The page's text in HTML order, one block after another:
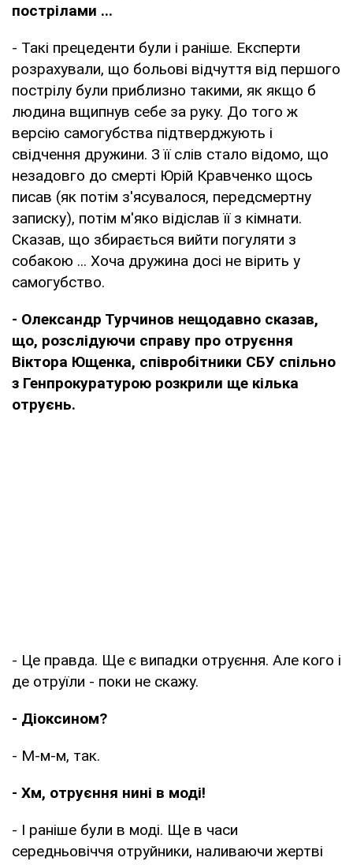
пострілами ...
- Такі прецеденти були і раніше. Експерти
розрахували, що больові відчуття від першого
пострілу були приблизно такими, як якщо б
людина вщипнув себе за руку. До того ж
версію самогубства підтверджують і
свідчення дружини. З її слів стало відомо, що
незадовго до смерті Юрій Кравченко щось
писав (як потім з'ясувалося, передсмертну
записку), потім м'яко відіслав її з кімнати.
Сказав, що збирається вийти погуляти з
собакою ... Хоча дружина досі не вірить у
самогубство.
- Олександр Турчинов нещодавно сказав,
що, розслідуючи справу про отруєння
Віктора Ющенка, співробітники СБУ спільно
з Генпрокуратурою розкрили ще кілька
отруєнь.
- Це правда. Ще є випадки отруєння. Але кого і
де отруїли - поки не скажу.
- Діоксином?
- М-м-м, так.
- Хм, отруєння нині в моді!
- І раніше були в моді. Ще в часи
середньовіччя отруйники, наливаючи жертві